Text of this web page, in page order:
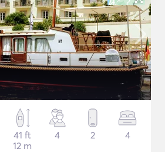
41 ft
12 m
4 2 4